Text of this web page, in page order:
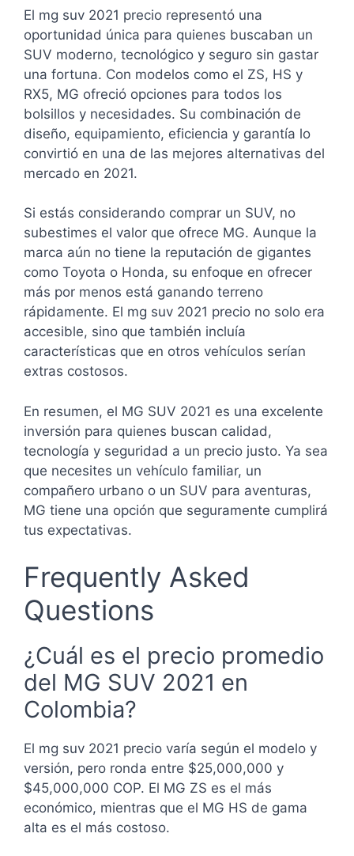
El mg suv 2021 precio representó una
oportunidad única para quienes buscaban un
SUV moderno, tecnológico y seguro sin gastar
una fortuna. Con modelos como el ZS, HS y
RX5, MG ofreció opciones para todos los
bolsillos y necesidades. Su combinación de
diseño, equipamiento, eficiencia y garantía lo
convirtió en una de las mejores alternativas del
mercado en 2021.
Si estás considerando comprar un SUV, no
subestimes el valor que ofrece MG. Aunque la
marca aún no tiene la reputación de gigantes
como Toyota o Honda, su enfoque en ofrecer
más por menos está ganando terreno
rápidamente. El mg suv 2021 precio no solo era
accesible, sino que también incluía
características que en otros vehículos serían
extras costosos.
En resumen, el MG SUV 2021 es una excelente
inversión para quienes buscan calidad,
tecnología y seguridad a un precio justo. Ya sea
que necesites un vehículo familiar, un
compañero urbano o un SUV para aventuras,
MG tiene una opción que seguramente cumplirá
tus expectativas.
Frequently Asked
Questions
¿Cuál es el precio promedio
del MG SUV 2021 en
Colombia?
El mg suv 2021 precio varía según el modelo y
versión, pero ronda entre $25,000,000 y
$45,000,000 COP. El MG ZS es el más
económico, mientras que el MG HS de gama
alta es el más costoso.